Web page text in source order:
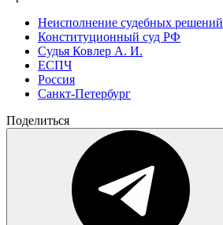
Неисполнение судебных решений
Конституционный суд РФ
Судья Ковлер А. И.
ЕСПЧ
Россия
Санкт-Петербург
Поделиться